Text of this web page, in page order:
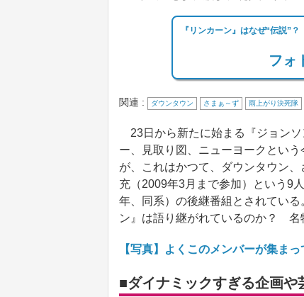
『リンカーン』はなぜ“伝説”
フォ
関連 : ダウンタウン さまぁ～ず 雨上がり決死隊
23日から新たに始まる『ジョン
ー、見取り図、ニューヨークとい
が、これはかつて、ダウンタウン
充（2009年3月まで参加）という9
年、同系）の後継番組とされてい
ン』は語り継がれているのか？ 名
【写真】よくこのメンバーが集ま
■ダイナミックすぎる企画